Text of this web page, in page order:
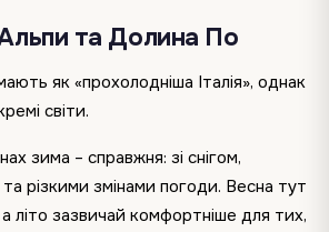
Альпи та Долина По
як «прохолодніша Італія», однак
світи.
зима – справжня: зі снігом,
різкими змінами погоди. Весна тут
літо зазвичай комфортніше для тих,